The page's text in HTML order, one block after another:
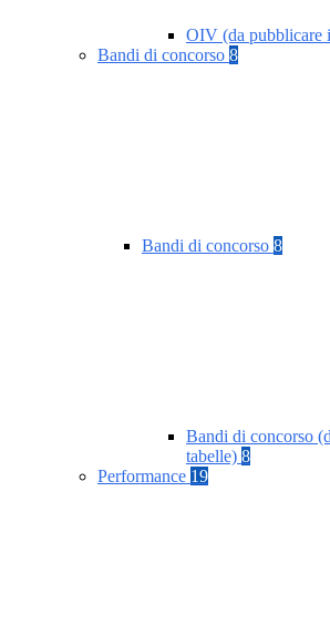
OIV (da pubblicare
Bandi di concorso 8
Bandi di concorso 8
Bandi di concorso
tabelle) 8
Performance 19